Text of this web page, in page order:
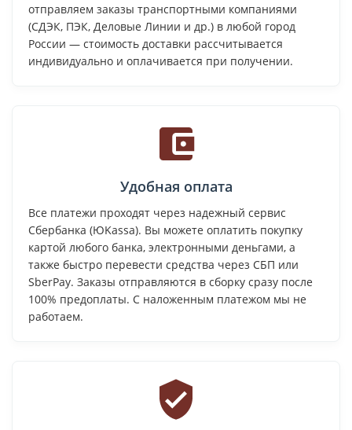
отправляем заказы транспортными компаниями
(СДЭК, ПЭК, Деловые Линии и др.) в любой город
России — стоимость доставки рассчитывается
индивидуально и оплачивается при получении.
Удобная оплата
Все платежи проходят через надежный сервис
Сбербанка (ЮKassa). Вы можете оплатить покупку
картой любого банка, электронными деньгами, а
также быстро перевести средства через СБП или
SberPay. Заказы отправляются в сборку сразу после
100% предоплаты. С наложенным платежом мы не
работаем.